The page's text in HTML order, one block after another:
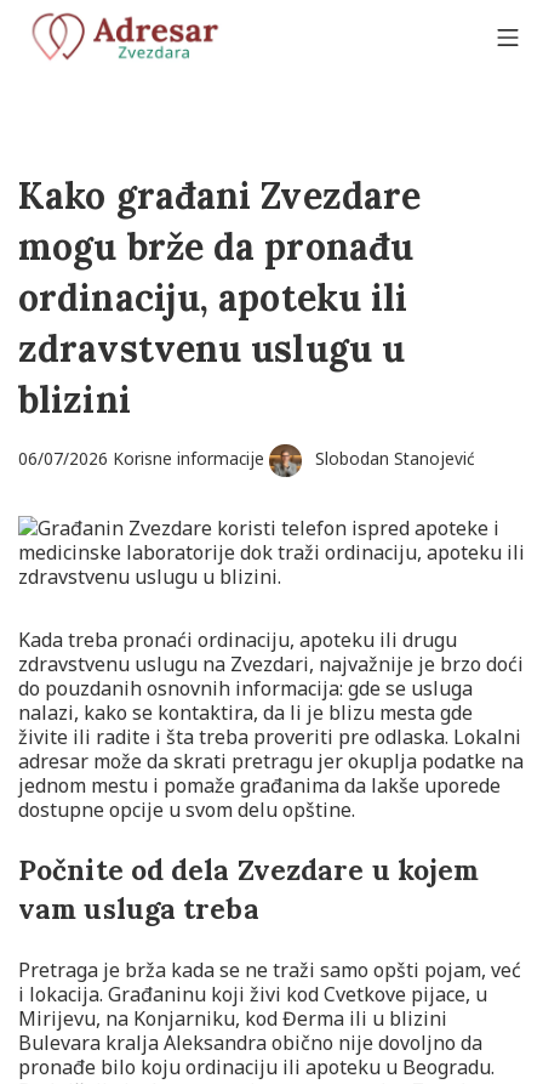
Skip
content
Kako građani Zvezdare
mogu brže da pronađu
ordinaciju, apoteku ili
zdravstvenu uslugu u
blizini
06/07/2026 06/07/2026
Korisne informacije Slobodan Stanojević
Kada treba pronaći ordinaciju, apoteku ili drugu
zdravstvenu uslugu na Zvezdari, najvažnije je brzo doći
do pouzdanih osnovnih informacija: gde se usluga
nalazi, kako se kontaktira, da li je blizu mesta gde
živite ili radite i šta treba proveriti pre odlaska. Lokalni
adresar može da skrati pretragu jer okuplja podatke na
jednom mestu i pomaže građanima da lakše uporede
dostupne opcije u svom delu opštine.
Počnite od dela Zvezdare u kojem
vam usluga treba
Pretraga je brža kada se ne traži samo opšti pojam, već
i lokacija. Građaninu koji živi kod Cvetkove pijace, u
Mirijevu, na Konjarniku, kod Đerma ili u blizini
Bulevara kralja Aleksandra obično nije dovoljno da
pronađe bilo koju ordinaciju ili apoteku u Beogradu.